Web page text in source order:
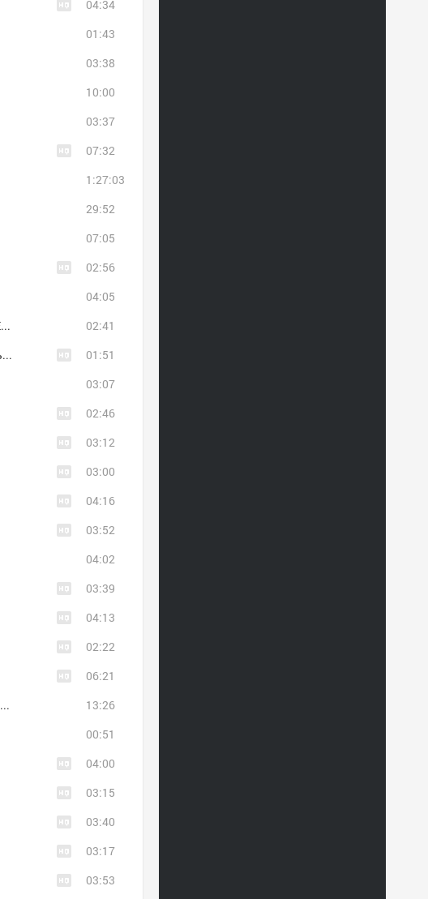
04:34
01:43
03:38
10:00
03:37
07:32
1:27:03
29:52
07:05
02:56
04:05
Хор храма успения Пресвятой Богородицы г. Екатеринбург
02:41
Клиросный хор Санкт-Петербургского подворья Спасо-Преображенского Валаамского монастыря
01:51
03:07
02:46
03:12
03:00
04:16
03:52
04:02
03:39
04:13
02:22
06:21
Духовное завещание иеросхимонаха Серафима Вырицкого
13:26
00:51
04:00
03:15
03:40
03:17
03:53